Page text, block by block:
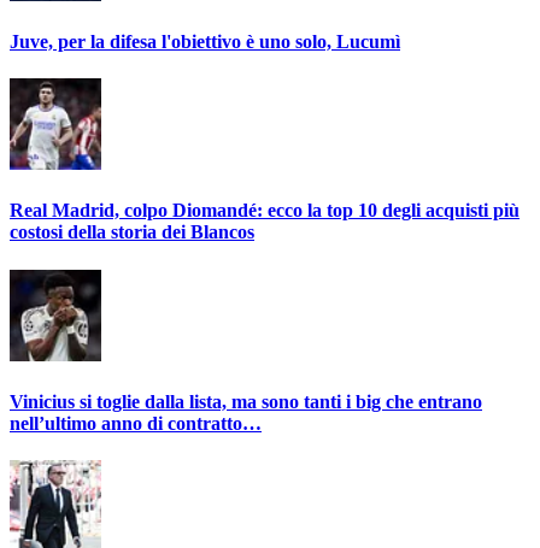
Juve, per la difesa l'obiettivo è uno solo, Lucumì
Real Madrid, colpo Diomandé: ecco la top 10 degli acquisti più
costosi della storia dei Blancos
Vinicius si toglie dalla lista, ma sono tanti i big che entrano
nell’ultimo anno di contratto…